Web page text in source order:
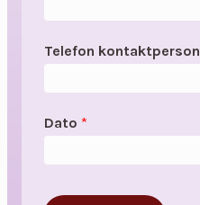
Telefon kontaktperson
Dato *